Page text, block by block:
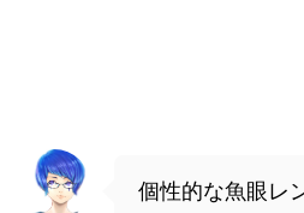
個性的な魚眼レ